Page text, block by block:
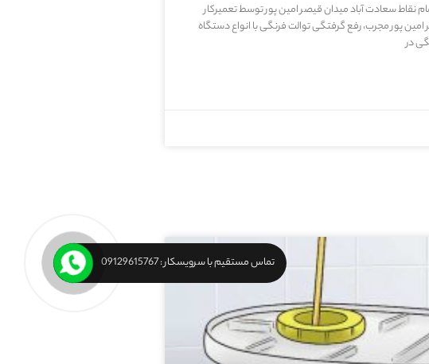
نقاط سعادت آباد میدان قیصر امین پور توسط تعمیرکار
پور مجرب، رفع گرفتگی توالت فرنگی با انواع دستگاه
در
تماس مستقیم با سرویسکار : 09129615767